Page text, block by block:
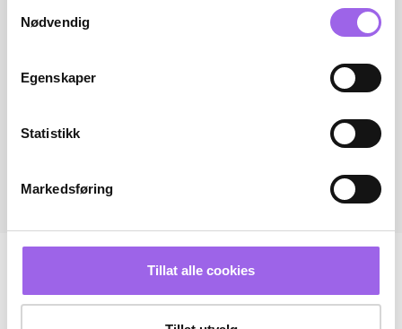
Nødvendig
Egenskaper
Statistikk
Markedsføring
Tillat alle cookies